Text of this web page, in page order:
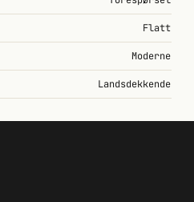
Flatt
Moderne
Landsdekkende